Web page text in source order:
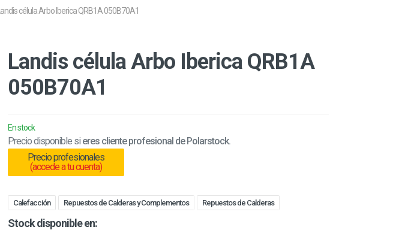
Landis célula Arbo Iberica QRB1A 050B70A1
Landis célula Arbo Iberica QRB1A
050B70A1
En stock
Precio disponible si eres cliente profesional de Polarstock.
Precio profesionales
(accede a tu cuenta)
Calefacción Repuestos de Calderas y Complementos Repuestos de Calderas
Stock disponible en: